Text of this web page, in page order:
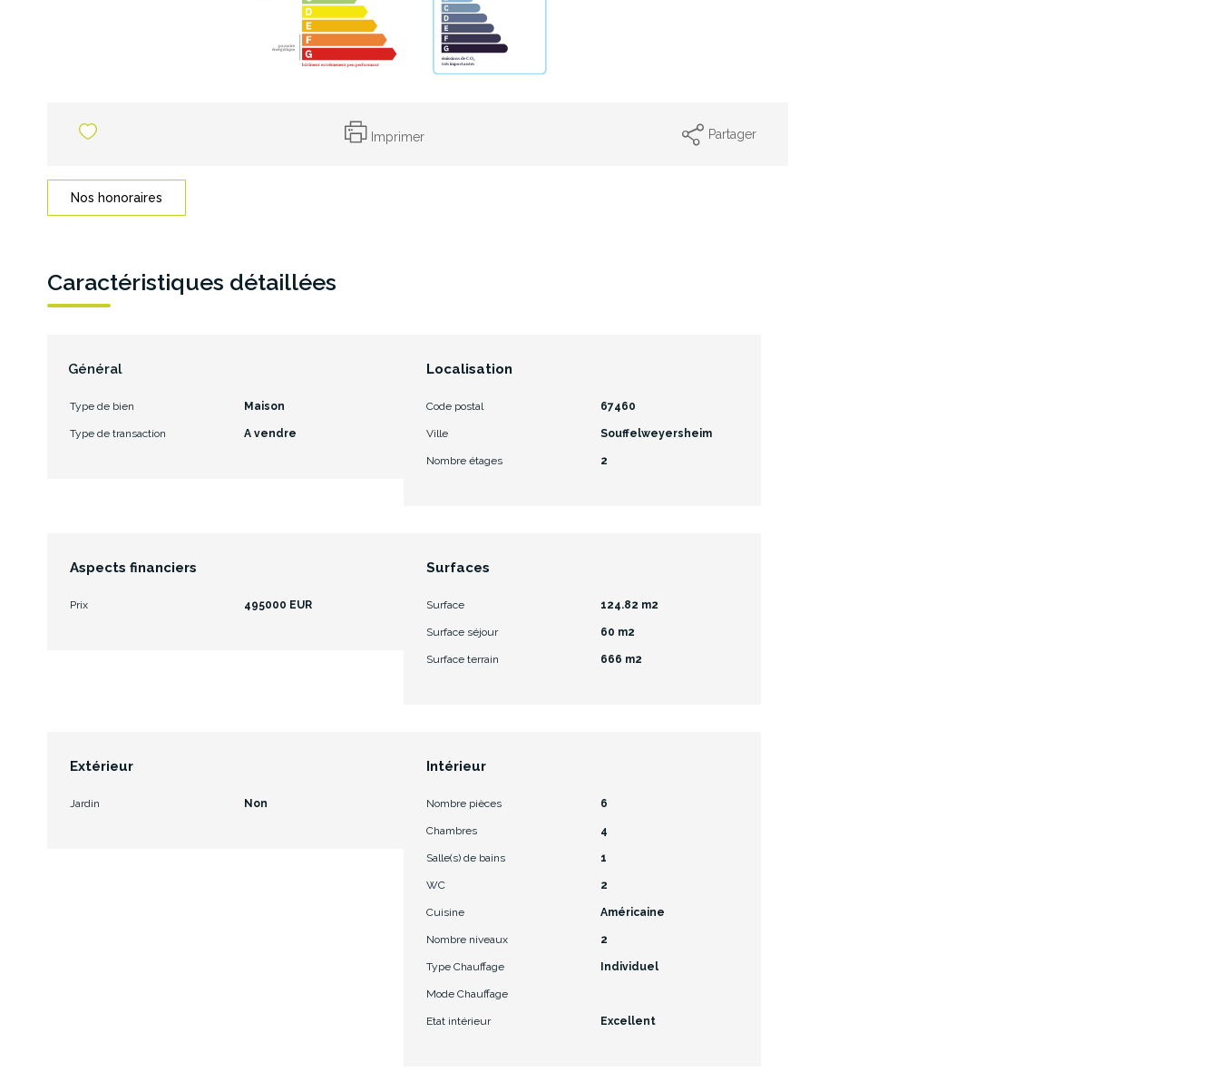
Imprimer Partager
Nos honoraires
Caractéristiques détaillées
Général
Type de bien Maison
Type de transaction A vendre
Localisation
Code postal 67460
Ville Souffelweyersheim
Nombre étages 2
Aspects financiers
Prix 495000 EUR
Surfaces
Surface 124.82 m2
Surface séjour 60 m2
Surface terrain 666 m2
Extérieur
Jardin Non
Intérieur
Nombre pièces 6
Chambres 4
Salle(s) de bains 1
WC 2
Cuisine Américaine
Nombre niveaux 2
Type Chauffage Individuel
Mode Chauffage
Etat intérieur Excellent